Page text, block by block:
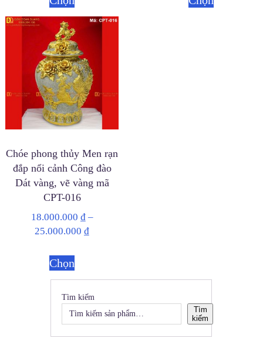
Chóe phong thủy Men rạn
đắp nổi cảnh Công đào
Dát vàng, vẽ vàng mã
CPT-016
18.000.000 ₫ –
25.000.000₫
Chọn
Tìm kiếm
Tìm
kiếm